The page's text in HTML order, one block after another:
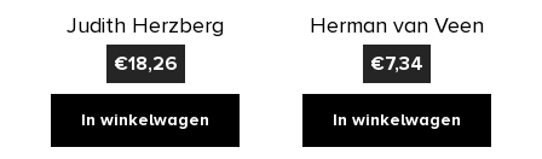
Judith Herzberg
€18,26
In winkelwagen
Herman van Veen
€7,34
In winkelwagen